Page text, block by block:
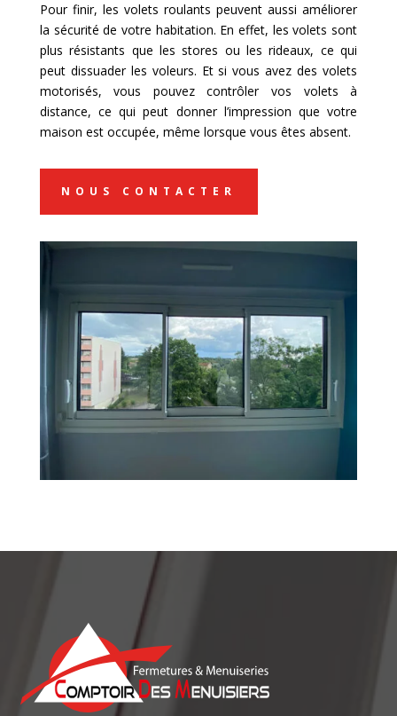
Pour finir, les volets roulants peuvent aussi améliorer
la sécurité de votre habitation. En effet, les volets sont
plus résistants que les stores ou les rideaux, ce qui
peut dissuader les voleurs. Et si vous avez des volets
motorisés, vous pouvez contrôler vos volets à
distance, ce qui peut donner l’impression que votre
maison est occupée, même lorsque vous êtes absent.
NOUS CONTACTER